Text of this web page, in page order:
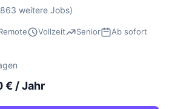
weitere Jobs)
Vollzeit Senior
Ab sofort
€ / Jahr